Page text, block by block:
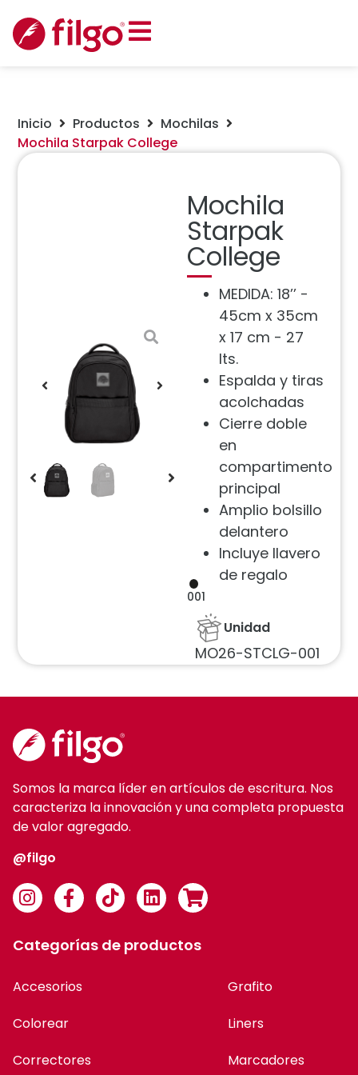
Inicio Productos
Mochilas
Mochila Starpak College
Mochila
Starpak
College
MEDIDA: 18’’ -
45cm x 35cm
x 17 cm - 27
lts.
Espalda y tiras
acolchadas
Cierre doble
en
compartimento
principal
Amplio bolsillo
delantero
Incluye llavero
de regalo
001
Unidad
MO26-STCLG-001
Somos la marca líder en artículos de escritura. Nos
caracteriza la innovación y una completa propuesta
de valor agregado.
@filgo
Categorías de productos
Accesorios
Colorear
Correctores
Grafito
Liners
Marcadores